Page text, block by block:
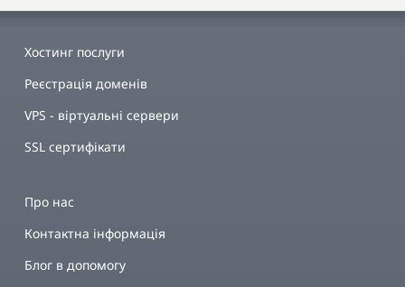
Хостинг послуги
Реєстрація доменів
VPS - віртуальні сервери
SSL сертифікати
Про нас
Контактна інформація
Блог в допомогу